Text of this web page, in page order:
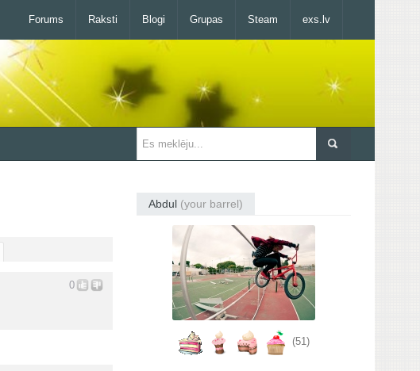
Forums Raksti Blogi Grupas Steam exs.lv
0
Abdul (your barrel)
(51)